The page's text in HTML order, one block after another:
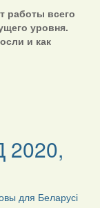
работы всего
уровня.
и как
для Беларусі